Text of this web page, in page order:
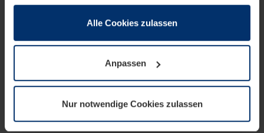
sie im Rahmen Ihrer Nutzung der Dienste gesammelt
wenn diese für den Betrieb dieser Seite unbedingt
notwendig sind. Für alle anderen Cookie-Typen benötigen
wir Ihre Erlaubnis. Ihre Einwilligung können Sie jederzeit
Datenschutzerklärungunserer Website ändern oder
widerrufen.
Alle Cookies zulassen
Anpassen
Nur notwendige Cookies zulassen